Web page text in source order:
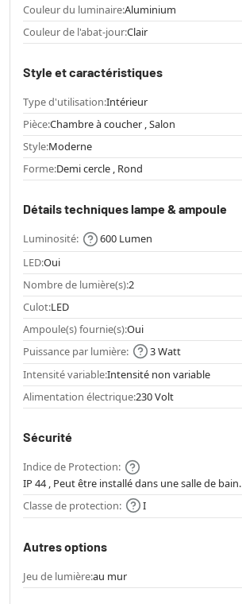
Couleur du luminaire:Aluminium
Couleur de l'abat-jour:Clair
Style et caractéristiques
Type d'utilisation:Intérieur
Pièce:Chambre à coucher , Salon
Style:Moderne
Forme:Demi cercle , Rond
Détails techniques lampe & ampoule
Luminosité:
600 Lumen
LED:Oui
Nombre de lumière(s):2
Culot:LED
Ampoule(s) fournie(s):Oui
Puissance par lumière:
3 Watt
Intensité variable:Intensité non variable
Alimentation électrique:230 Volt
Sécurité
Indice de Protection:
IP 44 , Peut être installé dans une salle de bain.
Classe de protection:
I
Autres options
Jeu de lumière:au mur